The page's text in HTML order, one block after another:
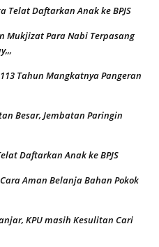
Telat Daftarkan Anak ke BPJS
Mukjizat Para Nabi Terpasang
Tahun Mangkatnya Pangeran
Besar, Jembatan Paringin
Daftarkan Anak ke BPJS
Cara Aman Belanja Bahan Pokok
KPU masih Kesulitan Cari